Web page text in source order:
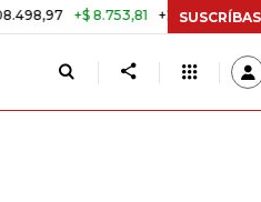
+$ 8.753,81 +2,19% TASA DE